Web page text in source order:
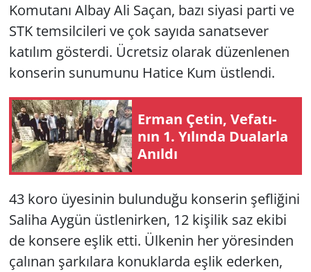
Komutanı Albay Ali Saçan, bazı siyasi parti ve
STK temsilcileri ve çok sayıda sanatsever
katılım gösterdi. Ücretsiz olarak düzenlenen
konserin sunumunu Hatice Kum üstlendi.
Erman Çetin, Ve­fa­tı­
nın 1. Yı­lın­da Du­alar­la
Anıl­dı
43 koro üyesinin bulunduğu konserin şefliğini
Saliha Aygün üstlenirken, 12 kişilik saz ekibi
de konsere eşlik etti. Ülkenin her yöresinden
çalınan şarkılara konuklarda eşlik ederken,
SPOR
Yerel